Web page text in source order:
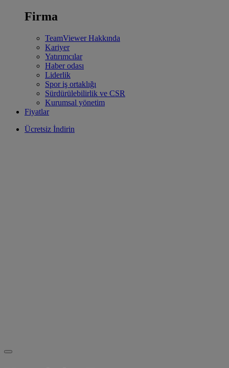
Firma
TeamViewer Hakkında
Kariyer
Yatırımcılar
Haber odası
Liderlik
Spor iş ortaklığı
Sürdürülebilirlik ve CSR
Kurumsal yönetim
Fiyatlar
Ücretsiz İndirin